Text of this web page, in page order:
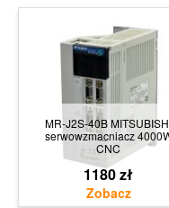
MR-J2S-40B
serwowzmacniacz
CNC
1180 zł